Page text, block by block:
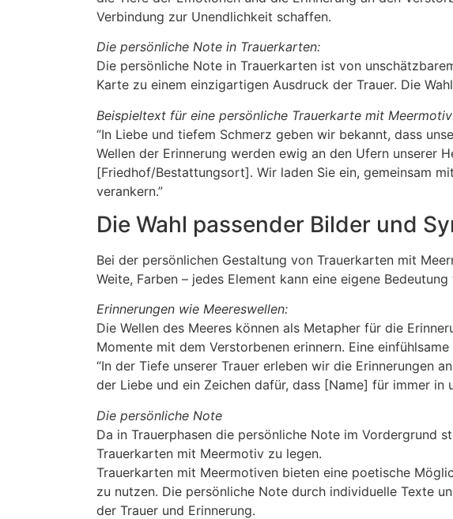
Verbindung zur Unendlichkeit schaffen.
Die persönliche Note in Trauerkarten:
Die persönliche Note in Trauerkarten ist von
Karte zu einem einzigartigen Ausdruck der Trauer. Die
Beispieltext für eine persönliche Trauerkarte mit
“In Liebe und tiefem Schmerz geben wir bekannt, dass
Wellen der Erinnerung werden ewig an den Ufern unserer
[Friedhof/Bestattungsort]. Wir laden Sie ein, gemeinsam
verankern.”
Die Wahl passender Bilder und
Bei der persönlichen Gestaltung von Trauerkarten mit
Weite, Farben – jedes Element kann eine eigene
Erinnerungen wie Meereswellen:
Die Wellen des Meeres können als Metapher für die
Momente mit dem Verstorbenen erinnern. Eine
“In der Tiefe unserer Trauer erleben wir die Erinnerungen
der Liebe und ein Zeichen dafür, dass [Name] für immer in
Die persönliche Note
Da in Trauerphasen die persönliche Note im Vordergrund
Trauerkarten mit Meermotiv zu legen.
Trauerkarten mit Meermotiven bieten eine poetische
zu nutzen. Die persönliche Note durch individuelle Texte
der Trauer und Erinnerung.